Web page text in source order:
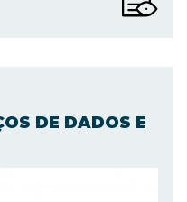
DE DADOS E